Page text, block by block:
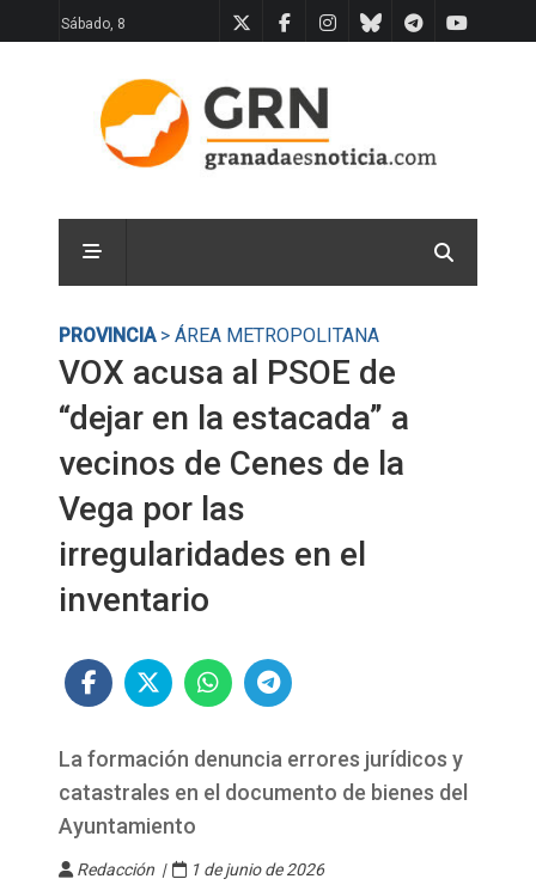
Sábado, 8
PROVINCIA> ÁREA METROPOLITANA
VOX acusa al PSOE de
“dejar en la estacada” a
vecinos de Cenes de la
Vega por las
irregularidades en el
inventario
La formación denuncia errores jurídicos y
catastrales en el documento de bienes del
Ayuntamiento
Redacción | 1 de junio de 2026